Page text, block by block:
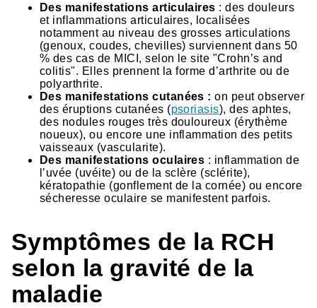
Des manifestations articulaires : des douleurs
et inflammations articulaires, localisées
notamment au niveau des grosses articulations
(genoux, coudes, chevilles) surviennent dans 50
% des cas de MICI, selon le site "Crohn’s and
colitis". Elles prennent la forme d’arthrite ou de
polyarthrite.
Des manifestations cutanées : on peut observer
des éruptions cutanées (psoriasis), des aphtes,
des nodules rouges très douloureux (érythème
noueux), ou encore une inflammation des petits
vaisseaux (vascularite).
Des manifestations oculaires : inflammation de
l’uvée (uvéite) ou de la sclère (sclérite),
kératopathie (gonflement de la cornée) ou encore
sécheresse oculaire se manifestent parfois.
Symptômes de la RCH
selon la gravité de la
maladie